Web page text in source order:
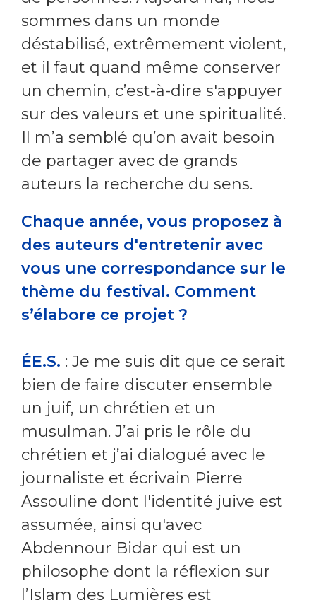
sommes dans un monde
déstabilisé, extrêmement violent,
et il faut quand même conserver
un chemin, c’est-à-dire s'appuyer
sur des valeurs et une spiritualité.
Il m’a semblé qu’on avait besoin
de partager avec de grands
auteurs la recherche du sens.
Chaque année, vous proposez à
des auteurs d'entretenir avec
vous une correspondance sur le
thème du festival. Comment
s’élabore ce projet ?
ÉE.S. : Je me suis dit que ce serait
bien de faire discuter ensemble
un juif, un chrétien et un
musulman. J’ai pris le rôle du
chrétien et j’ai dialogué avec le
journaliste et écrivain Pierre
Assouline dont l'identité juive est
assumée, ainsi qu'avec
Abdennour Bidar qui est un
philosophe dont la réflexion sur
l’Islam des Lumières est